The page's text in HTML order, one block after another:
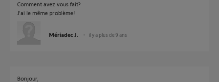
Comment avez vous fait?
J'ai le même problème!
Mériadec J. il y a plus de 9 ans
Bonjour,